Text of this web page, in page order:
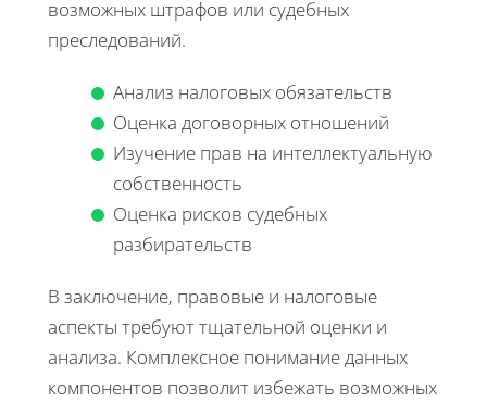
возможных штрафов или судебных
преследований.
Анализ налоговых обязательств
Оценка договорных отношений
Изучение прав на интеллектуальную
собственность
Оценка рисков судебных
разбирательств
В заключение, правовые и налоговые
аспекты требуют тщательной оценки и
анализа. Комплексное понимание данных
компонентов позволит избежать возможных